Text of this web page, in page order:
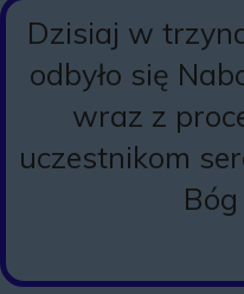
Dzisiaj w
odbyło się
wraz z
uczestnikom
Bóg